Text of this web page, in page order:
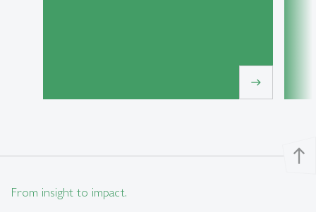
east
north
From insight to impact.